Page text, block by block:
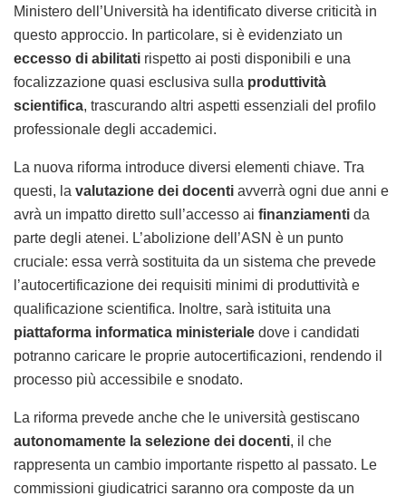
Ministero dell’Università ha identificato diverse criticità in
questo approccio. In particolare, si è evidenziato un
eccesso di abilitati rispetto ai posti disponibili e una
focalizzazione quasi esclusiva sulla produttività
scientifica, trascurando altri aspetti essenziali del profilo
professionale degli accademici.
La nuova riforma introduce diversi elementi chiave. Tra
questi, la valutazione dei docenti avverrà ogni due anni e
avrà un impatto diretto sull’accesso ai finanziamenti da
parte degli atenei. L’abolizione dell’ASN è un punto
cruciale: essa verrà sostituita da un sistema che prevede
l’autocertificazione dei requisiti minimi di produttività e
qualificazione scientifica. Inoltre, sarà istituita una
piattaforma informatica ministeriale dove i candidati
potranno caricare le proprie autocertificazioni, rendendo il
processo più accessibile e snodato.
La riforma prevede anche che le università gestiscano
autonomamente la selezione dei docenti, il che
rappresenta un cambio importante rispetto al passato. Le
commissioni giudicatrici saranno ora composte da un